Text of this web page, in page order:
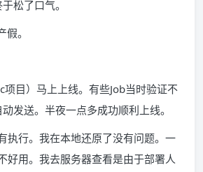
松了口气。
。
项目）马上上线。有些Job当时验证不
发送。半夜一点多成功顺利上线。
执行。我在本地还原了没有问题。一
好用。我去服务器查看是由于部署人